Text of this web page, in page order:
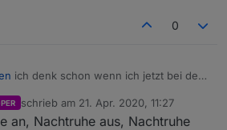
0
ich denk schon wenn ich jetzt bei der
konnte aber nicht geschalten werden
schrieb am 21. Apr. 2020, 11:27
zuletzt editiert von
an, Nachtruhe aus, Nachtruhe